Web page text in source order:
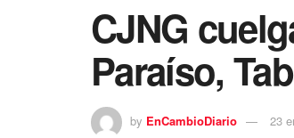
CJNG
Paraíso,
by EnCambioDiario 23